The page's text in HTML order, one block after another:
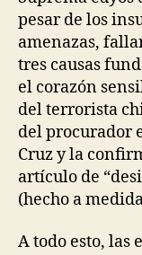
pesar de los
amenazas,
tres causas
el corazón
del terrorista
del procurador
Cruz y la
artículo de
(hecho a
A todo esto, las